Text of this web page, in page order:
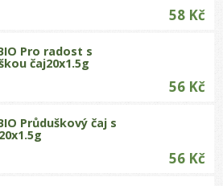
58 Kč
Pro radost s
čaj20x1.5g
56 Kč
Průduškový čaj s
56 Kč